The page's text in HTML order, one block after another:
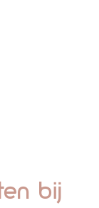
bij